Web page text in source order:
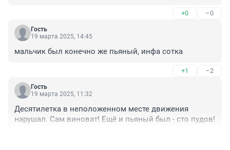
+0 –0
Гость
19 марта 2025, 14:45
мальчик был конечно же пьяный, инфа сотка
+1 –2
Гость
19 марта 2025, 11:32
Десятилетка в неположенном месте движения
нарушал. Сам виноват! Ещё и пьяный был - сто пудов!